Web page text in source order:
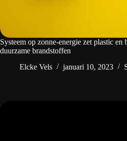
Systeem op zonne-energie zet plastic en
duurzame brandstoffen
Elcke Vels
januari 10, 2023